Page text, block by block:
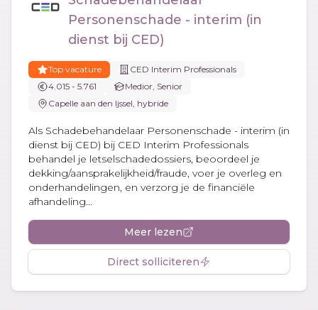
Personenschade - interim (in
dienst bij CED)
Top vacature
CED Interim Professionals
4.015 - 5.761
Medior, Senior
Capelle aan den Ijssel, hybride
Als Schadebehandelaar Personenschade - interim (in
dienst bij CED) bij CED Interim Professionals
behandel je letselschadedossiers, beoordeel je
dekking/aansprakelijkheid/fraude, voer je overleg en
onderhandelingen, en verzorg je de financiële
afhandeling...
Meer lezen
Direct solliciteren